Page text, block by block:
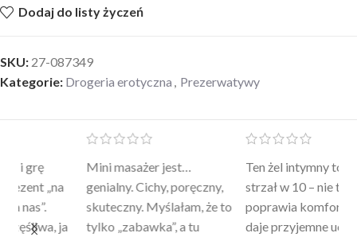
Dodaj do listy życzeń
SKU: 27-087349
Kategorie: Drogeria erotyczna , Prezerwatywy
Mini masażer jest…
genialny. Cichy, poręczny,
skuteczny. Myślałam, że to
tylko „zabawka”, a tu
Ten żel intymny to był
strzał w 10 – nie tylko
poprawia komfort, ale też
daje przyjemne uczucie